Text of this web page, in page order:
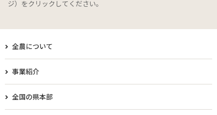
ジ）をクリックしてください。
全農について
事業紹介
全国の県本部